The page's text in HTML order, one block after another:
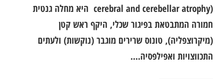
cerebral and cerebellar atrophy) היא מחלה גנטית
חמורה המתבטאת בפיגור שכלי, היקף ראש קטן
(מיקרוצפליה), טונוס שרירים מוגבר (נוקשות) ולעתים
התכווצויות ואפילפסיה....